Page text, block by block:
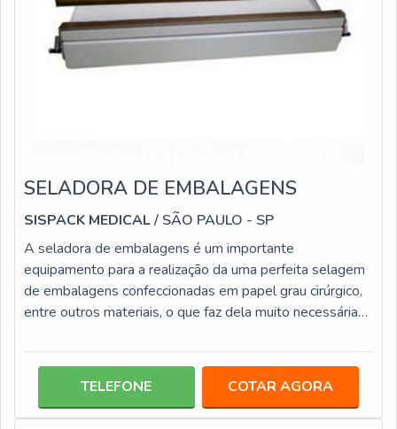
SELADORA DE EMBALAGENS
SISPACK MEDICAL/ SÃO PAULO - SP
A seladora de embalagens é um importante
equipamento para a realização da uma perfeita selagem
de embalagens confeccionadas em papel grau cirúrgico,
entre outros materiais, o que faz dela muito necessária
outros.Informações importantes sobre esses produtos
modelos de seladoras de embalagens. A seguir, estão
lista com alguns dor principais modelos delas: Seladora
TELEFONE COTAR AGORA